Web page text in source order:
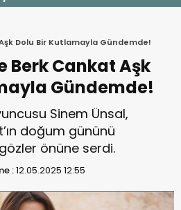
Dolu Bir Kutlamayla Gündemde!
Berk Cankat Aşk
Gündemde!
Sinem Ünsal,
doğum gününü
önüne serdi.
:12.05.2025 12:55